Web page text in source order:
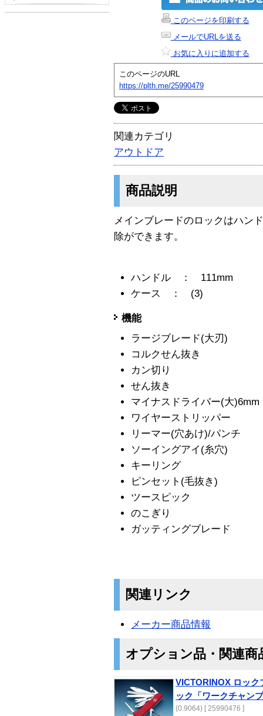
このページを印刷する
メールでURLを送る
お気に入りに追加する
このページのURL
https://plth.me/25990479
関連カテゴリ
アウトドア
商品説明
メインブレードのロックはハン
除ができます。
ハンドル ： 111mm
ケース ： (3)
機能
ラージブレード(大刃)
コルクせん抜き
カン切り
せん抜き
マイナスドライバー(大)6mm
ワイヤーストリッパー
リーマー(穴あけ)/パンチ
ソーイングアイ(糸穴)
キーリング
ピンセット(毛抜き)
ツースピック
のこぎり
ガッティングブレード
関連リンク
メーカー商品情報
オプション品・関連商
VICTORINOX ロック
ック「ワークチャン
(0.9064) [ 25990476 ]